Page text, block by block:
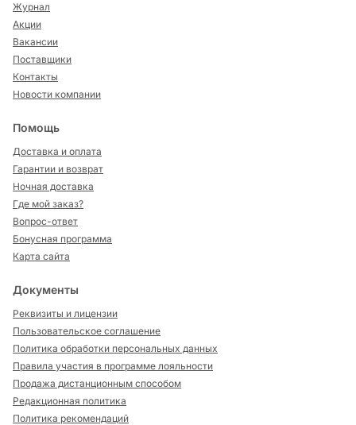
Журнал
Акции
Вакансии
Поставщики
Контакты
Новости компании
Помощь
Доставка и оплата
Гарантии и возврат
Ночная доставка
Где мой заказ?
Вопрос-ответ
Бонусная программа
Карта сайта
Документы
Реквизиты и лицензии
Пользовательское соглашение
Политика обработки персональных данных
Правила участия в программе лояльности
Продажа дистанционным способом
Редакционная политика
Политика рекомендаций